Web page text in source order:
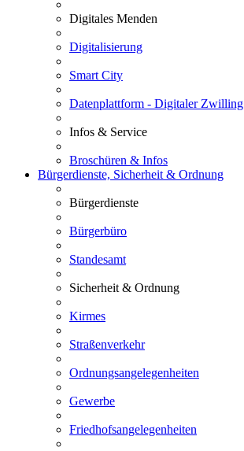
Digitales Menden
Digitalisierung
Smart City
Datenplattform - Digitaler Zwilling
Infos & Service
Broschüren & Infos
Bürgerdienste, Sicherheit & Ordnung
Bürgerdienste
Bürgerbüro
Standesamt
Sicherheit & Ordnung
Kirmes
Straßenverkehr
Ordnungsangelegenheiten
Gewerbe
Friedhofsangelegenheiten